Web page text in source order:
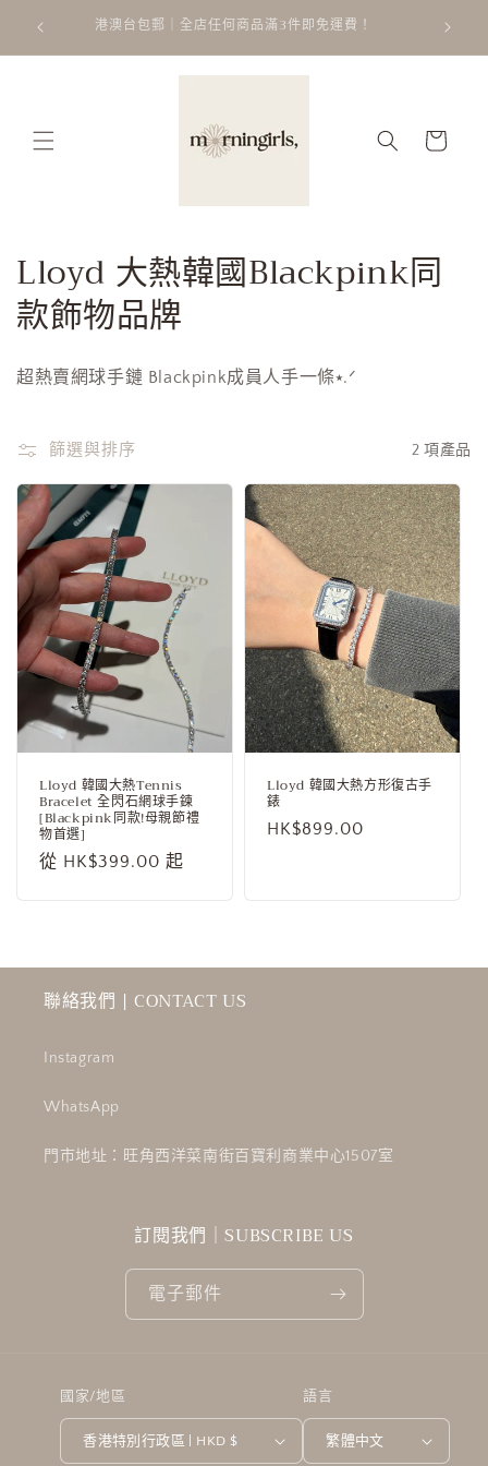
容
𐙚 ˚ 港澳台包郵｜全店任何商品滿3件即免運費！
物
商
品
系
列
:
Lloyd 大熱韓國Blackpink同
款飾物品牌
超熱賣網球手鏈 Blackpink成員人手一條⭑.ᐟ
篩選與排序 2 項產品
Lloyd 韓國大熱Tennis
Bracelet 全閃石網球手鍊
[Blackpink同款!母親節禮
物首選]
定
從 HK$399.00 起
Lloyd 韓國大熱方形復古手
錶
定
HK$899.00
聯絡我們 | CONTACT US
Instagram
WhatsApp
門市地址：旺角西洋菜南街百寶利商業中心1507室
訂閱我們｜SUBSCRIBE US
電子郵件
國家/地區
香港特別行政區 | HKD $
語言
繁體中文